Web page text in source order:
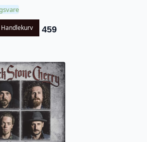
Handlekurv 459